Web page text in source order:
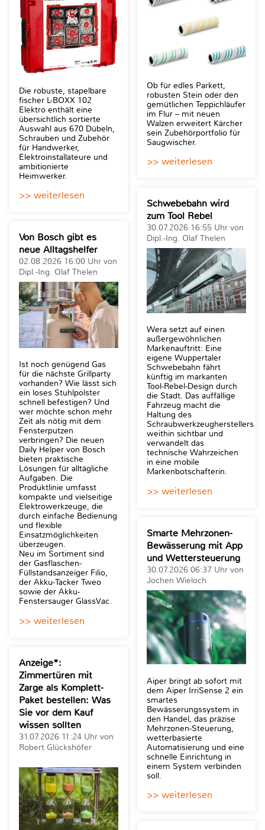
Die robuste, stapelbare
fischer L-BOXX 102
Elektro enthält eine
übersichtlich sortierte
Auswahl aus 670 Dübeln,
Schrauben und Zubehör
für Handwerker,
Elektroinstallateure und
ambitionierte
Heimwerker.
>> weiterlesen
Von Bosch gibt es
neue Alltagshelfer
02.08.2026 16:00 Uhr von
Dipl.-Ing. Olaf Thelen
Ist noch genügend Gas
für die nächste Grillparty
vorhanden? Wie lässt sich
ein loses Stuhlpolster
schnell befestigen? Und
wer möchte schon mehr
Zeit als nötig mit dem
Fensterputzen
verbringen? Die neuen
Daily Helper von Bosch
bieten praktische
Lösungen für alltägliche
Aufgaben. Die
Produktlinie umfasst
kompakte und vielseitige
Elektrowerkzeuge, die
durch einfache Bedienung
und flexible
Einsatzmöglichkeiten
überzeugen.
Neu im Sortiment sind
der Gasflaschen-
Füllstandsanzeiger Filio,
der Akku-Tacker Tweo
sowie der Akku-
Fenstersauger GlassVac.
>> weiterlesen
Anzeige*:
Zimmertüren mit
Zarge als Komplett-
Paket bestellen: Was
Sie vor dem Kauf
wissen sollten
31.07.2026 11:24 Uhr von
Robert Glückshöfer
Ob für edles Parkett,
robusten Stein oder den
gemütlichen Teppichläufer
im Flur – mit neuen
Walzen erweitert Kärcher
sein Zubehörportfolio für
Saugwischer.
>> weiterlesen
Schwebebahn wird
zum Tool Rebel
30.07.2026 16:55 Uhr von
Dipl.-Ing. Olaf Thelen
Wera setzt auf einen
außergewöhnlichen
Markenauftritt: Eine
eigene Wuppertaler
Schwebebahn fährt
künftig im markanten
Tool-Rebel-Design durch
die Stadt. Das auffällige
Fahrzeug macht die
Haltung des
Schraubwerkzeugherstellers
weithin sichtbar und
verwandelt das
technische Wahrzeichen
in eine mobile
Markenbotschafterin.
>> weiterlesen
Smarte Mehrzonen-
Bewässerung mit App
und Wettersteuerung
30.07.2026 06:37 Uhr von
Jochen Wieloch
Aiper bringt ab sofort mit
dem Aiper IrriSense 2 ein
smartes
Bewässerungssystem in
den Handel, das präzise
Mehrzonen-Steuerung,
wetterbasierte
Automatisierung und eine
schnelle Einrichtung in
einem System verbinden
soll.
>> weiterlesen